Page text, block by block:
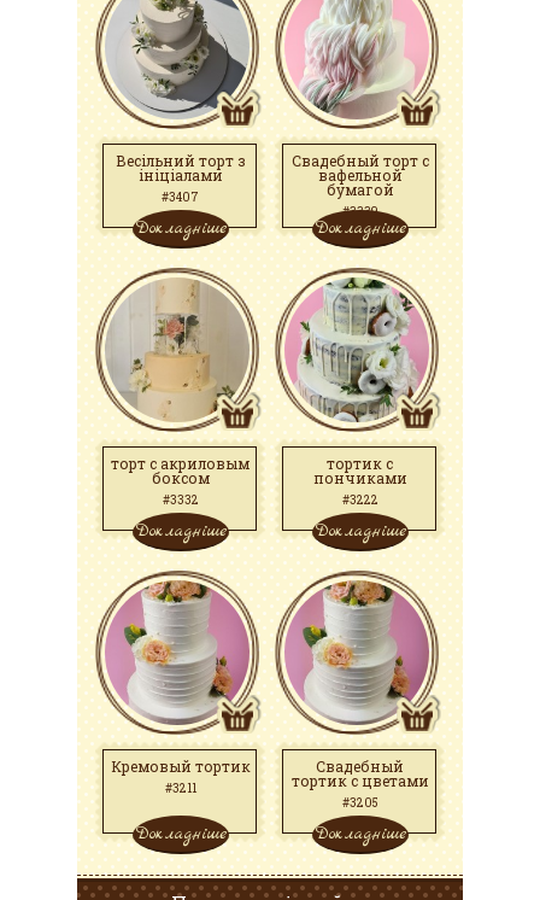
Весільний торт з
ініціалами
#3407
Докладніше
Свадебный торт с
вафельной
бумагой
#3339
Докладніше
торт с акриловым
боксом
#3332
Докладніше
тортик с
пончиками
#3222
Докладніше
Кремовый тортик
#3211
Докладніше
Свадебный
тортик с цветами
#3205
Докладніше